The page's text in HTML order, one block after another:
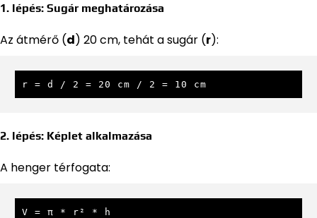
1. lépés: Sugár meghatározása
Az átmérő (d) 20 cm, tehát a sugár (r):
r = d / 2 = 20 cm / 2 = 10 cm
2. lépés: Képlet alkalmazása
A henger térfogata:
V = π * r² * h